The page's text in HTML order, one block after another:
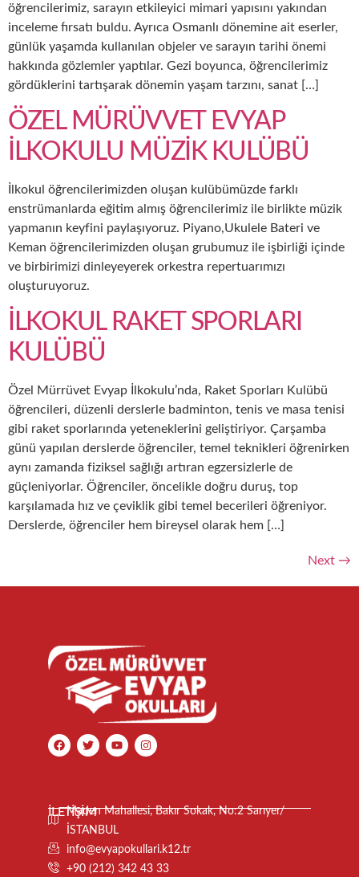
öğrencilerimiz, sarayın etkileyici mimari yapısını yakından
inceleme fırsatı buldu. Ayrıca Osmanlı dönemine ait eserler,
günlük yaşamda kullanılan objeler ve sarayın tarihi önemi
hakkında gözlemler yaptılar. Gezi boyunca, öğrencilerimiz
gördüklerini tartışarak dönemin yaşam tarzını, sanat […]
ÖZEL MÜRÜVVET EVYAP
İLKOKULU MÜZİK KULÜBÜ
İlkokul öğrencilerimizden oluşan kulübümüzde farklı
enstrümanlarda eğitim almış öğrencilerimiz ile birlikte müzik
yapmanın keyfini paylaşıyoruz. Piyano,Ukulele Bateri ve
Keman öğrencilerimizden oluşan grubumuz ile işbirliği içinde
ve birbirimizi dinleyeyerek orkestra repertuarımızı
oluşturuyoruz.
İLKOKUL RAKET SPORLARI
KULÜBÜ
Özel Mürrüvet Evyap İlkokulu’nda, Raket Sporları Kulübü
öğrencileri, düzenli derslerle badminton, tenis ve masa tenisi
gibi raket sporlarında yeteneklerini geliştiriyor. Çarşamba
günü yapılan derslerde öğrenciler, temel teknikleri öğrenirken
aynı zamanda fiziksel sağlığı artıran egzersizlerle de
güçleniyorlar. Öğrenciler, öncelikle doğru duruş, top
karşılamada hız ve çeviklik gibi temel becerileri öğreniyor.
Derslerde, öğrenciler hem bireysel olarak hem […]
Next →
İLETİŞİM
Maden Mahallesi, Bakır Sokak, No:2 Sarıyer/
İSTANBUL
info@evyapokullari.k12.tr
+90 (212) 342 43 33